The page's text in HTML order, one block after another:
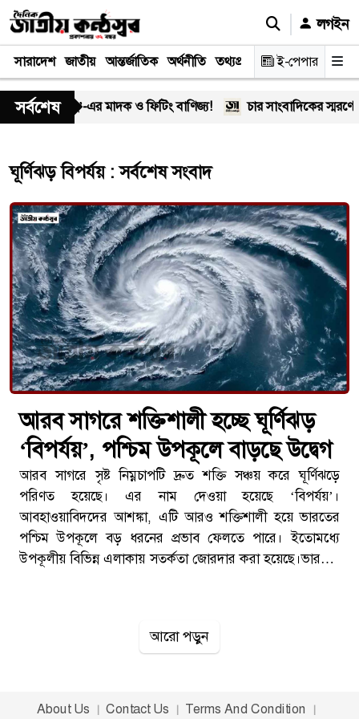
লগইন
সারাদেশ জাতীয় আন্তর্জাতিক অর্থনীতি তথ্যপ্রযুক্তি স্বাস্থ্য আইন-
ই-পেপার
সর্বশেষ
‘অসীম-গং’-এর মাদক ও ফিটিং বাণিজ্য! চার সাংবাদিকের স্মরণে
ঘূর্ণিঝড় বিপর্যয় : সর্বশেষ সংবাদ
আরব সাগরে শক্তিশালী হচ্ছে ঘূর্ণিঝড়
‘বিপর্যয়’, পশ্চিম উপকূলে বাড়ছে উদ্বেগ
আরব সাগরে সৃষ্ট নিম্নচাপটি দ্রুত শক্তি সঞ্চয় করে ঘূর্ণিঝড়ে
পরিণত হয়েছে। এর নাম দেওয়া হয়েছে ‘বিপর্যয়’।
আবহাওয়াবিদদের আশঙ্কা, এটি আরও শক্তিশালী হয়ে ভারতের
পশ্চিম উপকূলে বড় ধরনের প্রভাব ফেলতে পারে। ইতোমধ্যে
উপকূলীয় বিভিন্ন এলাকায় সতর্কতা জোরদার করা হয়েছে।ভারতীয়
আশঙ্কা করা হচ্ছে।ঘণ্টায় ১৬০ কিলোমিটার বেগে আঘাতের
সর্বোচ্চ গতি ঘণ্টায় প্রায় ১৬০ কিলোমিটার পর্যন্ত পৌঁছাতে পারে
আরো পড়ুন
About Us Contact Us Terms And Condition